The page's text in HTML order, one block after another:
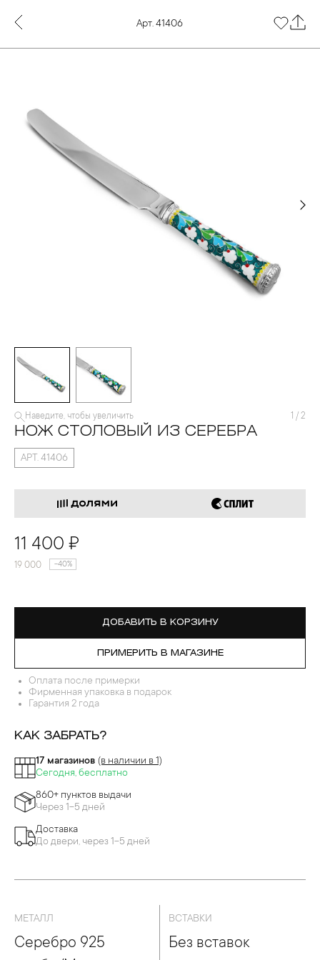
Арт. 41406
Наведите, чтобы увеличить 1 / 2
НОЖ СТОЛОВЫЙ ИЗ СЕРЕБРА
АРТ. 41406
11 400 ₽
19 000 -40%
ДОБАВИТЬ В КОРЗИНУ
ПРИМЕРИТЬ В МАГАЗИНЕ
Оплата после примерки
Фирменная упаковка в подарок
Гарантия 2 года
КАК ЗАБРАТЬ?
17 магазинов (в наличии в 1)
Сегодня, бесплатно
860+ пунктов выдачи
Через 1-5 дней
Доставка
До двери, через 1-5 дней
МЕТАЛЛ
Серебро 925
ВСТАВКИ
Без вставок